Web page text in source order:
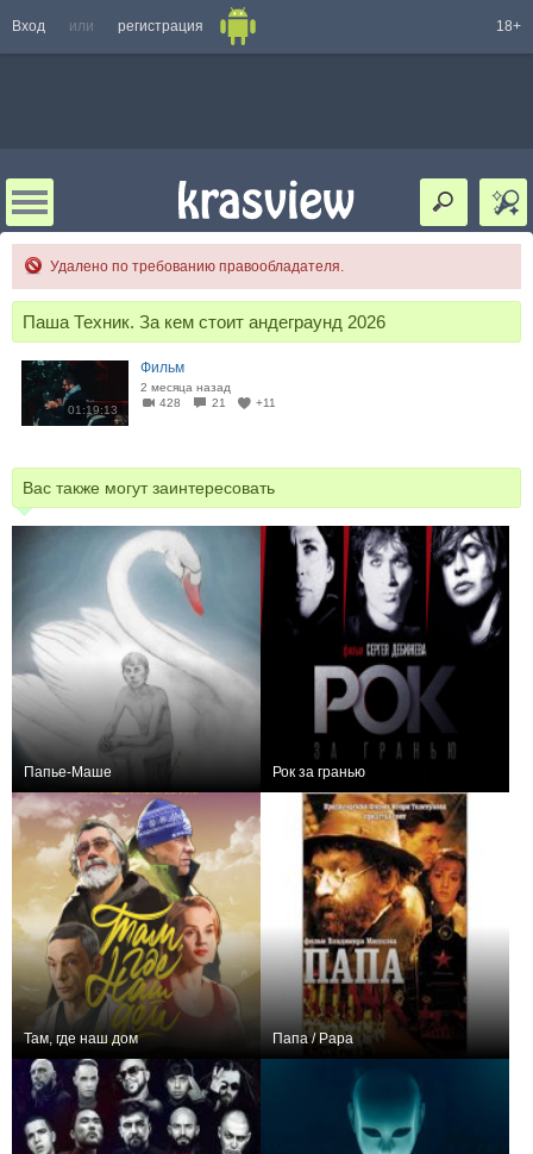
Вход или регистрация 18+
Удалено по требованию правообладателя.
Паша Техник. За кем стоит андеграунд 2026
01:19:13
Фильм
2 месяца назад
428
21 +11
Вас также могут заинтересовать
Папье-Маше Рок за гранью
Там, где наш дом Папа / Papa